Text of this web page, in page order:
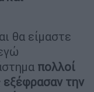
θα είμαστε
πολλοί
εξέφρασαν την